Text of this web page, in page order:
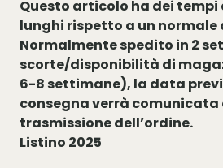
Questo articolo ha dei tempi
lunghi rispetto a un normale
Normalmente spedito in 2
scorte/disponibilità di
6-8 settimane), la data
consegna verrà comunicata
trasmissione dell’ordine.
Listino 2025